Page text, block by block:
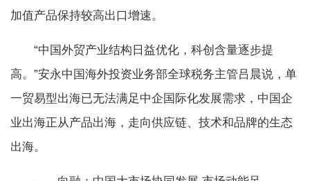
加值产品保持较高出口增速。
“中国外贸产业结构日益优化，科创含量逐步提
高。”安永中国海外投资业务部全球税务主管吕晨说，单
一贸易型出海已无法满足中企国际化发展需求，中国企
业出海正从产品出海，走向供应链、技术和品牌的生态
出海。